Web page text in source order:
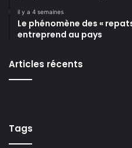
il y a 4 semaines
Le phénomène des «
entreprend au pays
Articles récents
Tags